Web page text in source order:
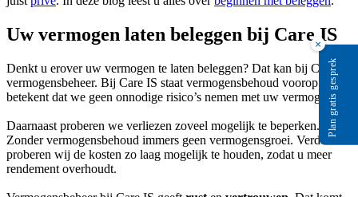
Uw vermogen laten beleggen bij Care IS
Denkt u erover uw vermogen te laten beleggen? Dat kan bij Care IS
vermogensbeheer. Bij Care IS staat vermogensbehoud voorop. Dat
betekent dat we geen onnodige risico’s nemen met uw vermogen.
Daarnaast proberen we verliezen zoveel mogelijk te beperken.
Zonder vermogensbehoud immers geen vermogensgroei. Verder
proberen wij de kosten zo laag mogelijk te houden, zodat u meer
rendement overhoudt.
×
Plan gratis gesprek